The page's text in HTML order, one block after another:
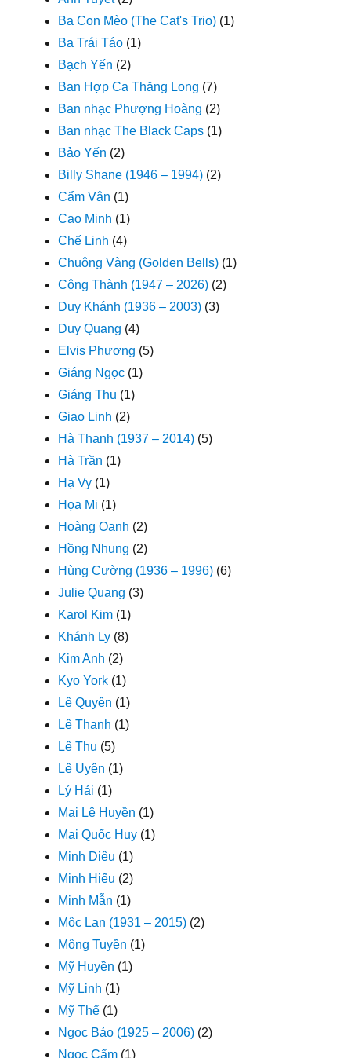
Ba Con Mèo (The Cat's Trio) (1)
Ba Trái Táo (1)
Bạch Yến (2)
Ban Hợp Ca Thăng Long (7)
Ban nhạc Phượng Hoàng (2)
Ban nhạc The Black Caps (1)
Bảo Yến (2)
Billy Shane (1946 – 1994) (2)
Cẩm Vân (1)
Cao Minh (1)
Chế Linh (4)
Chuông Vàng (Golden Bells) (1)
Công Thành (1947 – 2026) (2)
Duy Khánh (1936 – 2003) (3)
Duy Quang (4)
Elvis Phương (5)
Giáng Ngọc (1)
Giáng Thu (1)
Giao Linh (2)
Hà Thanh (1937 – 2014) (5)
Hà Trần (1)
Hạ Vy (1)
Họa Mi (1)
Hoàng Oanh (2)
Hồng Nhung (2)
Hùng Cường (1936 – 1996) (6)
Julie Quang (3)
Karol Kim (1)
Khánh Ly (8)
Kim Anh (2)
Kyo York (1)
Lệ Quyên (1)
Lệ Thanh (1)
Lệ Thu (5)
Lê Uyên (1)
Lý Hải (1)
Mai Lệ Huyền (1)
Mai Quốc Huy (1)
Minh Diệu (1)
Minh Hiếu (2)
Minh Mẫn (1)
Mộc Lan (1931 – 2015) (2)
Mộng Tuyền (1)
Mỹ Huyền (1)
Mỹ Linh (1)
Mỹ Thể (1)
Ngọc Bảo (1925 – 2006) (2)
Ngọc Cẩm (1)